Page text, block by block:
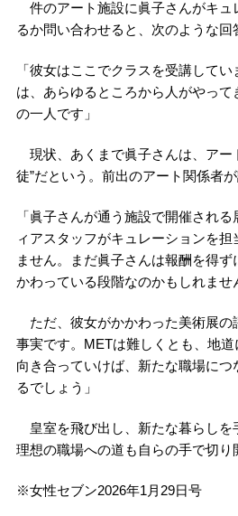
件のアート施設に眞子さんがキュ
るか問い合わせると、次のような回
「彼女はここでクラスを受講して
は、あらゆるところから人がやっ
の一人です」
現状、あくまで眞子さんは、アー
徒”だという。前出のアート関係者が
「眞子さんが通う施設で開催され
ィアスタッフがキュレーションを担
ません。まだ眞子さんは報酬を得
かわっている段階なのかもしれませ
ただ、彼女がかかわった美術展の
事実です。METは難しくとも、地
向き合っていけば、新たな職場に
るでしょう」
皇室を飛び出し、新たな暮らしを
理想の職場への道も自らの手で切り
※女性セブン2026年1 月 29日号